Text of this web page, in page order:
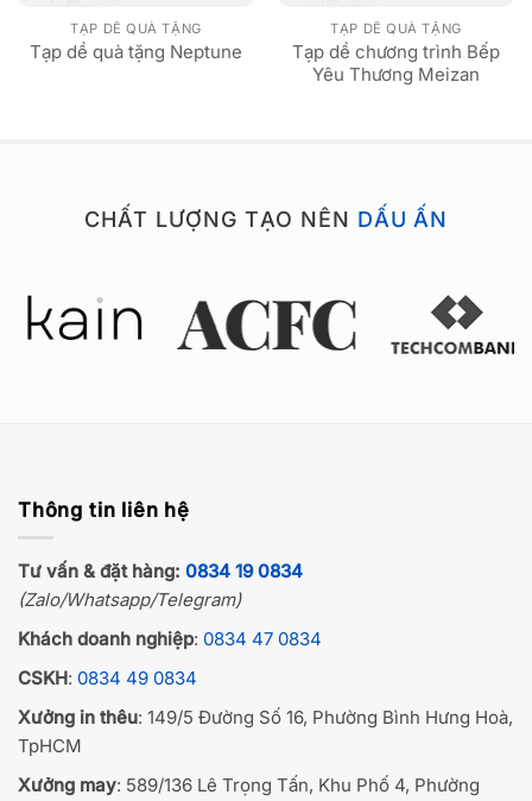
TẠP DỀ QUÀ TẶNG
Tạp dề quà tặng Neptune
TẠP DỀ QUÀ TẶNG
Tạp dề chương trình Bếp
Yêu Thương Meizan
CHẤT LƯỢNG TẠO NÊN DẤU ẤN
Thông tin liên hệ
Tư vấn & đặt hàng: 0834 19 0834
(Zalo/Whatsapp/Telegram)
Khách doanh nghiệp: 0834 47 0834
CSKH: 0834 49 0834
Xưởng in thêu: 149/5 Đường Số 16, Phường Bình Hưng Hoà,
TpHCM
Xưởng may: 589/136 Lê Trọng Tấn, Khu Phố 4, Phường